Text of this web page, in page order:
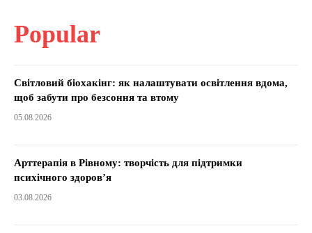
Popular
Світловий біохакінг: як налаштувати освітлення вдома,
щоб забути про безсоння та втому
05.08.2026
Арттерапія в Рівному: творчість для підтримки
психічного здоров’я
03.08.2026